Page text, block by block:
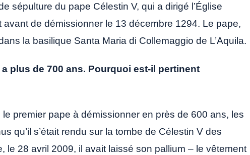
sépulture du pape Célestin V, qui a dirigé l’Église
de démissionner le 13 décembre 1294. Le pape,
la basilique Santa Maria di Collemaggio de L’Aquila.
plus de 700 ans. Pourquoi est-il pertinent
premier pape à démissionner en près de 600 ans, les
qu’il s’était rendu sur la tombe de Célestin V des
le 28 avril 2009, il avait laissé son pallium – le vêtement